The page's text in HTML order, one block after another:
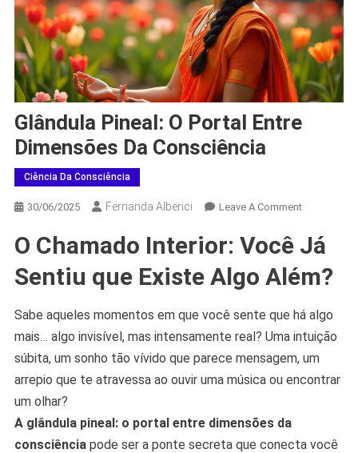
Glândula Pineal: O Portal Entre
Dimensões Da Consciência
Ciência Da Consciência
30/06/2025 Fernanda Alberici Leave A CommentOn
Pineal:
Portal
Dimensões
Da
Consciência
O Chamado Interior: Você Já
Sentiu que Existe Algo Além?
Sabe aqueles momentos em que você sente que há algo
mais… algo invisível, mas intensamente real? Uma intuição
súbita, um sonho tão vívido que parece mensagem, um
arrepio que te atravessa ao ouvir uma música ou encontrar
um olhar?
A glândula pineal: o portal entre dimensões da
consciênciapode ser a ponte secreta que conecta você